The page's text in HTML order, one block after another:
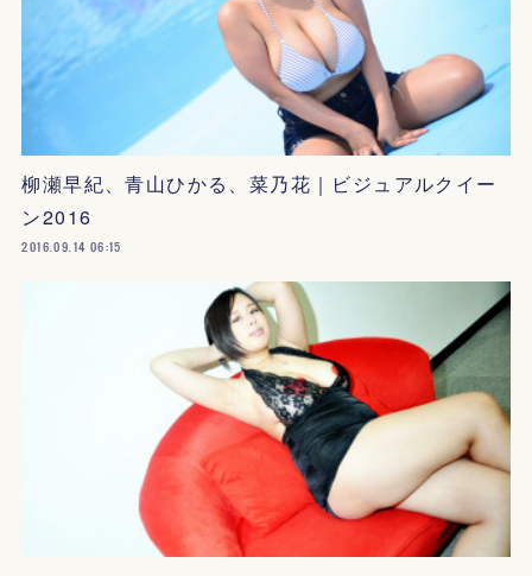
柳瀬早紀、青山ひかる、菜乃花｜ビジュアルクイー
ン2016
2016.09.14 06:15